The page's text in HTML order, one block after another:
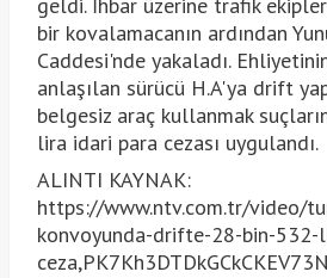
geldi. İhbar üzerine trafik
bir kovalamacanın ardından
Caddesi'nde yakaladı.
anlaşılan sürücü H.A'ya drift
belgesiz araç kullanmak
lira idari para cezası uygulandı.
ALINTI KAYNAK:
https://www.ntv.com.tr/video/
konvoyunda-drifte-28-bin-532-